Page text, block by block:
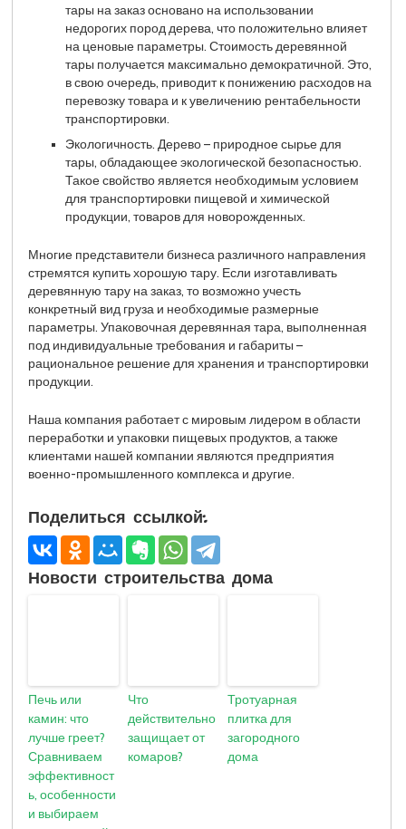
тары на заказ основано на использовании
недорогих пород дерева, что положительно влияет
на ценовые параметры. Стоимость деревянной
тары получается максимально демократичной. Это,
в свою очередь, приводит к понижению расходов на
перевозку товара и к увеличению рентабельности
транспортировки.
Экологичность. Дерево – природное сырье для
тары, обладающее экологической безопасностью.
Такое свойство является необходимым условием
для транспортировки пищевой и химической
продукции, товаров для новорожденных.
Многие представители бизнеса различного направления
стремятся купить хорошую тару. Если изготавливать
деревянную тару на заказ, то возможно учесть
конкретный вид груза и необходимые размерные
параметры. Упаковочная деревянная тара, выполненная
под индивидуальные требования и габариты –
рациональное решение для хранения и транспортировки
продукции.
Наша компания работает с мировым лидером в области
переработки и упаковки пищевых продуктов, а также
клиентами нашей компании являются предприятия
военно-промышленного комплекса и другие.
Поделиться ссылкой:
Новости строительства дома
Печь или
камин: что
лучше греет?
Сравниваем
эффективност
ь, особенности
и выбираем
Что
действительно
защищает от
комаров?
Тротуарная
плитка для
загородного
дома